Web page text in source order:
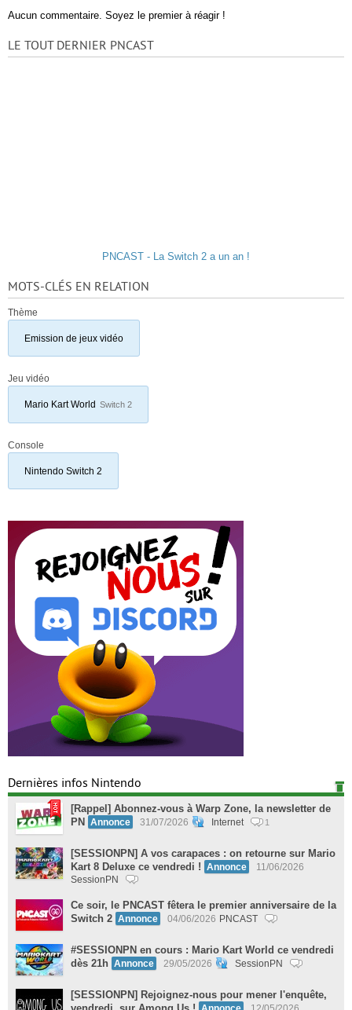
Aucun commentaire. Soyez le premier à réagir !
LE TOUT DERNIER PNCAST
PNCAST - La Switch 2 a un an !
MOTS-CLÉS EN RELATION
Thème
Emission de jeux vidéo
Jeu vidéo
Mario Kart World Switch 2
Console
Nintendo Switch 2
Dernières infos Nintendo
[Rappel] Abonnez-vous à Warp Zone, la newsletter de
PN
Annonce 31/07/2026 Internet 1
[SESSIONPN] A vos carapaces : on retourne sur Mario
Kart 8 Deluxe ce vendredi !
Annonce
11/06/2026
SessionPN
Ce soir, le PNCAST fêtera le premier anniversaire de la
Switch 2 Annonce 04/06/2026 PNCAST
#SESSIONPN en cours : Mario Kart World ce vendredi
dès 21h Annonce 29/05/2026 SessionPN
[SESSIONPN] Rejoignez-nous pour mener l'enquête,